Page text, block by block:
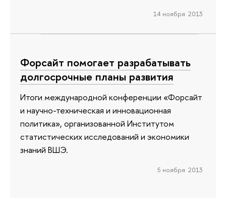
14 ноября 2013
Форсайт помогает разрабатывать
долгосрочные планы развития
Итоги международной конференции «Форсайт
и научно-техническая и инновационная
политика», организованной Институтом
статистических исследований и экономики
знаний ВШЭ.
5 ноября 2013